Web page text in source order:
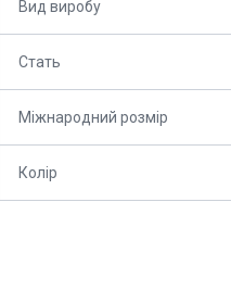
Вид виробу
Стать
Міжнародний розмір
Колір